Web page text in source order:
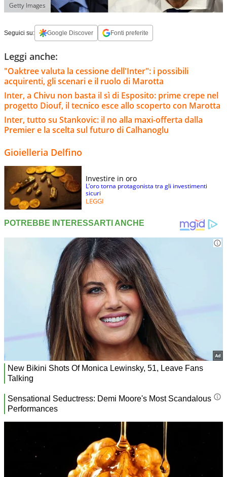
Getty Images
Seguici su: Google Discover Fonti preferite
Leggi anche:
"Oaktree valuta la cessione dell'Inter": i possibili
acquirenti, gli scenari e il ruolo di Marotta
Inter, a Chivu non basta il sì di Esposito: prime crepe nel
progetto Diouf, il tecnico esce allo scoperto con Marotta
Inter, tutto su Stankovic: il no alla maxi-offerta dalla
Premier e la scelta sul futuro di Calhanoglu
Gioielleria Delfino
Investire in oro
L’oro torna protagonista tra gli investimenti
sicuri
LEGGI